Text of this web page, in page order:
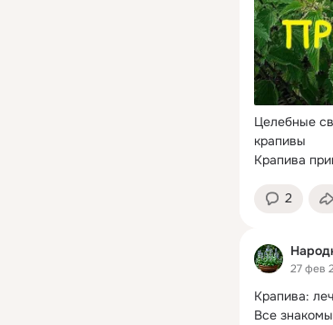
Целебные
крапивы
Крапива
2
27 фев
Крапива:
Все